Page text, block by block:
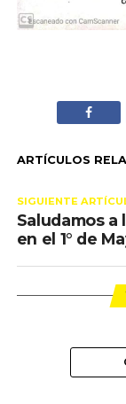
ARTÍCULOS
SIGUIENTE
Saludamos
en el 1° de